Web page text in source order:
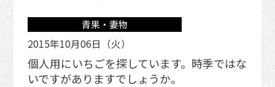
青果・妻物
2015年10月06日（火）
個人用にいちごを探しています。時季ではな
いですがありますでしょうか。